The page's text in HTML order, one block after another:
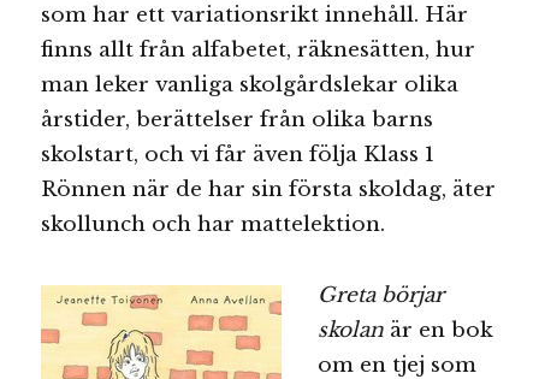
som har ett variationsrikt innehåll. Här
finns allt från alfabetet, räknesätten, hur
man leker vanliga skolgårdslekar olika
årstider, berättelser från olika barns
skolstart, och vi får även följa Klass 1
Rönnen när de har sin första skoldag, äter
skollunch och har mattelektion.
Greta börjar
skolan är en bok
om en tjej som